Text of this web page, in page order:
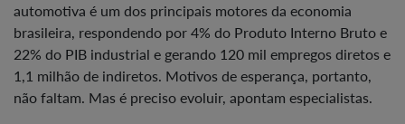
automotiva é um dos principais motores da economia
brasileira, respondendo por 4% do Produto Interno Bruto e
22% do PIB industrial e gerando 120 mil empregos diretos e
1,1 milhão de indiretos. Motivos de esperança, portanto,
não faltam. Mas é preciso evoluir, apontam especialistas.